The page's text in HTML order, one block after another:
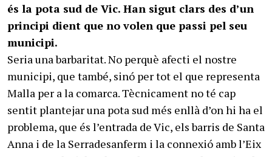
és la pota sud de Vic. Han sigut clars des d’un
principi dient que no volen que passi pel seu
municipi.
Seria una barbaritat. No perquè afecti el nostre
municipi, que també, sinó per tot el que representa
Malla per a la comarca. Tècnicament no té cap
sentit plantejar una pota sud més enllà d’on hi ha el
problema, que és l’entrada de Vic, els barris de Santa
Anna i de la Serradesanferm i la connexió amb l’Eix